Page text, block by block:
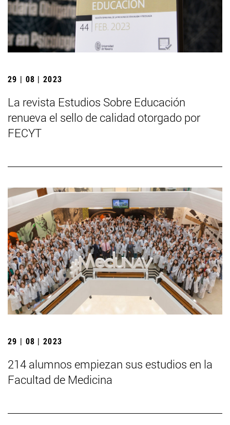
29 | 08 | 2023
La revista Estudios Sobre Educación
renueva el sello de calidad otorgado por
FECYT
29 | 08 | 2023
214 alumnos empiezan sus estudios en la
Facultad de Medicina